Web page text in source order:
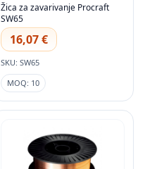
Žica za zavarivanje Procraft
SW65
16,07 €
SKU: SW65
MOQ: 10